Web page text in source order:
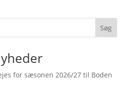
Søg
for sæsonen 2026/27 til Boden